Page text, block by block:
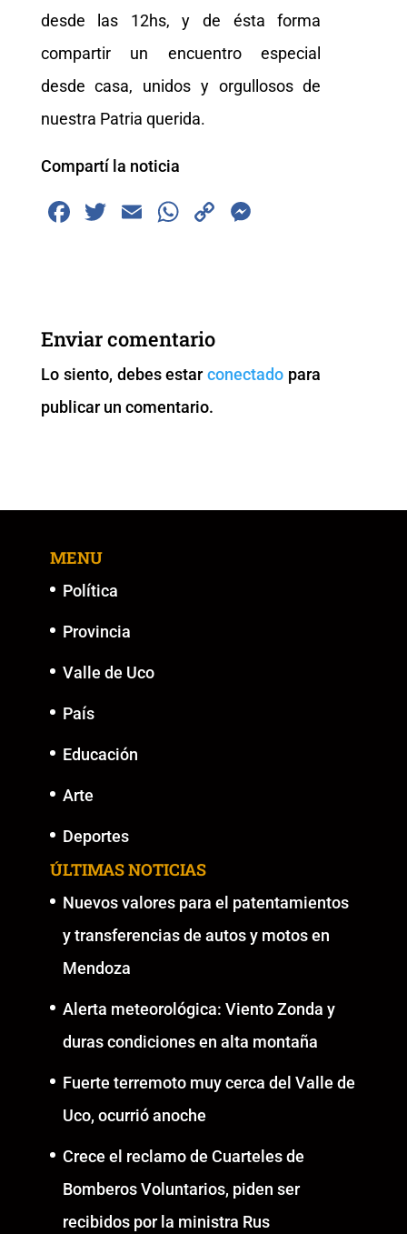
desde las 12hs, y de ésta forma
compartir un encuentro especial
desde casa, unidos y orgullosos de
nuestra Patria querida.
Compartí la noticia
F
b
o
o
k
T
E
W
A
p
p
C
k
er
Enviar comentario
Lo siento, debes estarconectado para
publicar un comentario.
MENU
Política
Provincia
Valle de Uco
País
Educación
Arte
Deportes
ÚLTIMAS NOTICIAS
Nuevos valores para el patentamientos
y transferencias de autos y motos en
Mendoza
Alerta meteorológica: Viento Zonda y
duras condiciones en alta montaña
Fuerte terremoto muy cerca del Valle de
Uco, ocurrió anoche
Crece el reclamo de Cuarteles de
Bomberos Voluntarios, piden ser
recibidos por la ministra Rus